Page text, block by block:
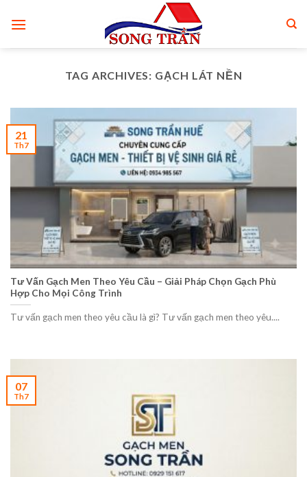
TAG ARCHIVES: GẠCH LÁT NỀN
Tư Vấn Gạch Men Theo Yêu Cầu – Giải Pháp Chọn Gạch Phù
Hợp Cho Mọi Công Trình
Tư vấn gạch men theo yêu cầu là gì? Tư vấn gạch men theo yêu....
21
Th7
07
Th7